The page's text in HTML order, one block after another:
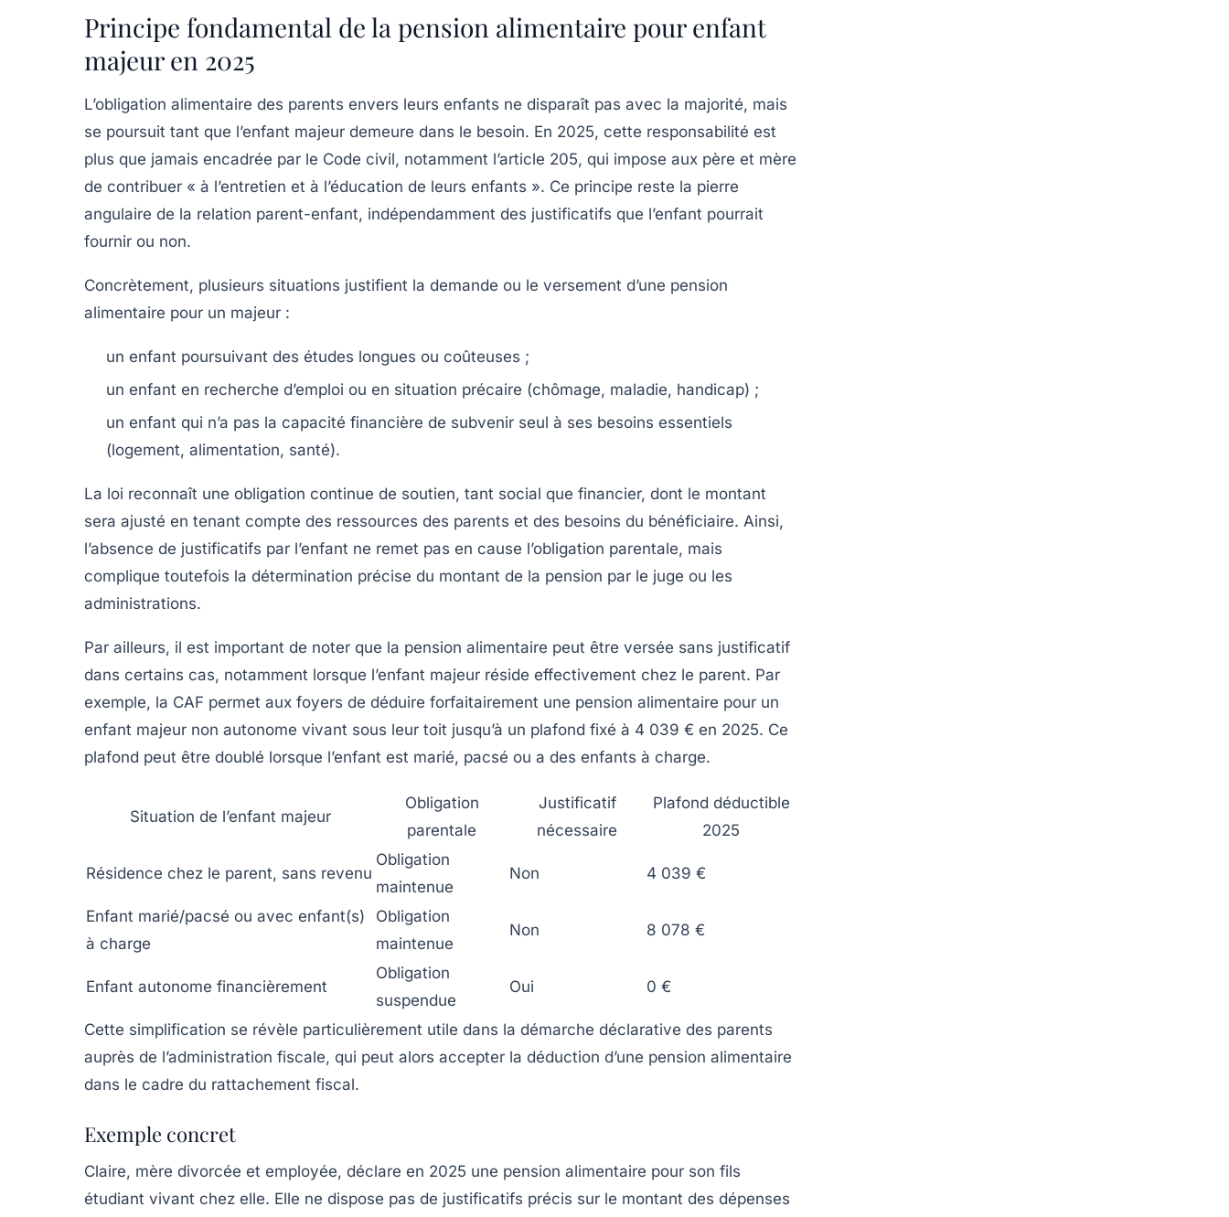
Principe fondamental de la pension alimentaire pour enfant
majeur en 2025
L’obligation alimentaire des parents envers leurs enfants ne disparaît pas avec la majorité, mais
se poursuit tant que l’enfant majeur demeure dans le besoin. En 2025, cette responsabilité est
plus que jamais encadrée par le Code civil, notamment l’article 205, qui impose aux père et mère
de contribuer « à l’entretien et à l’éducation de leurs enfants ». Ce principe reste la pierre
angulaire de la relation parent-enfant, indépendamment des justificatifs que l’enfant pourrait
fournir ou non.
Concrètement, plusieurs situations justifient la demande ou le versement d’une pension
alimentaire pour un majeur :
un enfant poursuivant des études longues ou coûteuses ;
un enfant en recherche d’emploi ou en situation précaire (chômage, maladie, handicap) ;
un enfant qui n’a pas la capacité financière de subvenir seul à ses besoins essentiels
(logement, alimentation, santé).
La loi reconnaît une obligation continue de soutien, tant social que financier, dont le montant
sera ajusté en tenant compte des ressources des parents et des besoins du bénéficiaire. Ainsi,
l’absence de justificatifs par l’enfant ne remet pas en cause l’obligation parentale, mais
complique toutefois la détermination précise du montant de la pension par le juge ou les
administrations.
Par ailleurs, il est important de noter que la pension alimentaire peut être versée sans justificatif
dans certains cas, notamment lorsque l’enfant majeur réside effectivement chez le parent. Par
exemple, la CAF permet aux foyers de déduire forfaitairement une pension alimentaire pour un
enfant majeur non autonome vivant sous leur toit jusqu’à un plafond fixé à 4 039 € en 2025. Ce
plafond peut être doublé lorsque l’enfant est marié, pacsé ou a des enfants à charge.
Situation de l’enfant majeur
Obligation
parentale
Justificatif
nécessaire
Plafond déductible
2025
Résidence chez le parent, sans revenu
Obligation
maintenue
Non 4 039 €
Enfant marié/pacsé ou avec enfant(s)
à charge
Obligation
maintenue
Non 8 078 €
Enfant autonome financièrement
Obligation
suspendue
Oui 0 €
Cette simplification se révèle particulièrement utile dans la démarche déclarative des parents
auprès de l’administration fiscale, qui peut alors accepter la déduction d’une pension alimentaire
dans le cadre du rattachement fiscal.
Exemple concret
Claire, mère divorcée et employée, déclare en 2025 une pension alimentaire pour son fils
étudiant vivant chez elle. Elle ne dispose pas de justificatifs précis sur le montant des dépenses